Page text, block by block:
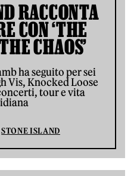
RACCONTA
CON ‘THE
CHAOS’
ha seguito per sei
Vis, Knocked Loose
tour e vita
STONE ISLAND